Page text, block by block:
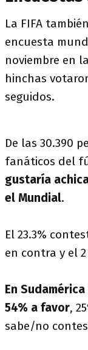
La FIFA
encuesta
noviembre en
hinchas
seguidos.
De las 30.390
fanáticos del
gustaría
el Mundial.
El 23.3%
en contra y el
En
54% a favor,
sabe/no